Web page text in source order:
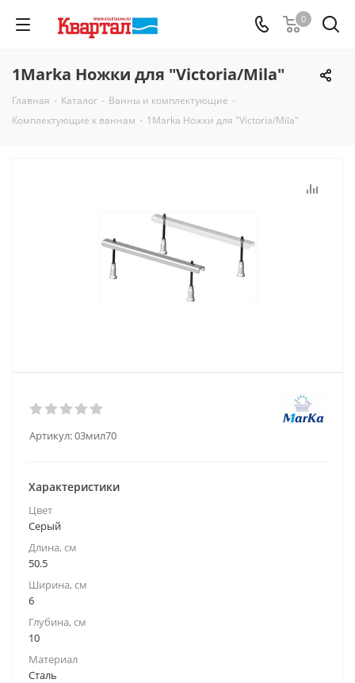
0
1Marka Ножки для "Victoria/Mila"
Главная - Каталог - Ванны и комплектующие -
Комплектующие к ваннам - 1Marka Ножки для "Victoria/Mila"
Артикул:03мил70
Характеристики
Цвет
Серый
Длина, см
50.5
Ширина, см
6
Глубина, см
10
Материал
Сталь